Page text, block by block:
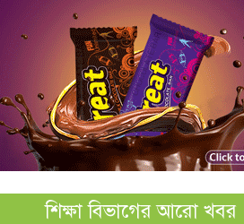
শিক্ষা বিভাগের আরো খবর